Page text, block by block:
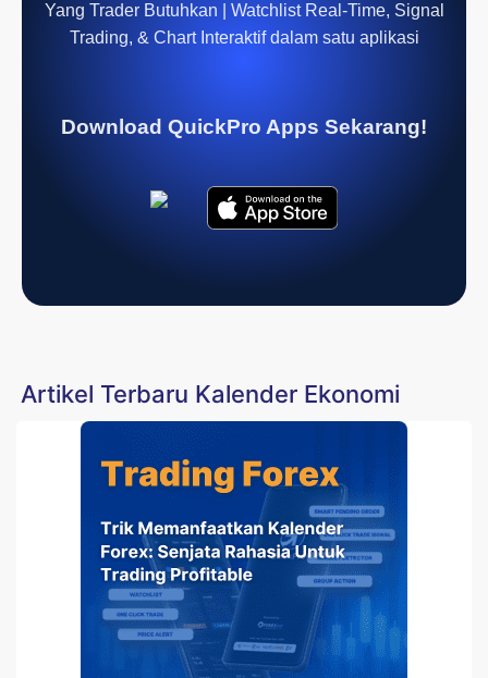
Yang Trader Butuhkan | Watchlist Real-Time, Signal
Trading, & Chart Interaktif dalam satu aplikasi
Download QuickPro Apps Sekarang!
Artikel Terbaru Kalender Ekonomi